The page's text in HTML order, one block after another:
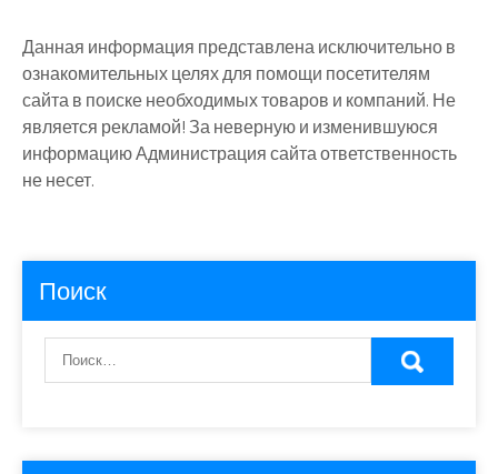
Данная информация представлена исключительно в
ознакомительных целях для помощи посетителям
сайта в поиске необходимых товаров и компаний. Не
является рекламой! За неверную и изменившуюся
информацию Администрация сайта ответственность
не несет.
Поиск